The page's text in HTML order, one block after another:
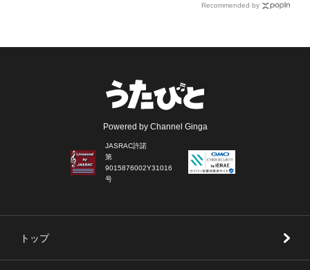
Recommended by
Powered by Channel Ginga
JASRAC許諾
第
9015876002Y31016
号
トップ